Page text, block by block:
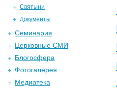
Святыни
Документы
Семинария
Церковные СМИ
Блогосфера
Фотогалерея
Медиатека